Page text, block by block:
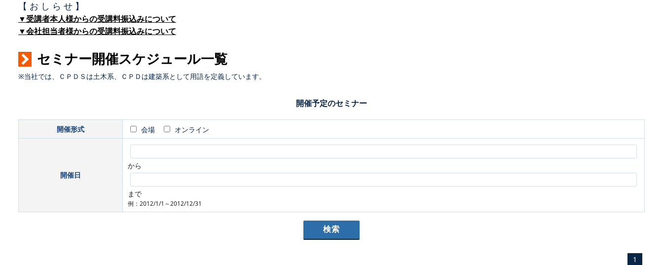
【 お し ら せ 】
▼受講者本人様からの受講料振込みについて
▼会社担当者様からの受講料振込みについて
セミナー開催スケジュール一覧
※当社では、ＣＰＤＳは土木系、ＣＰＤは建築系として用語を定義しています。
開催予定のセミナー
開催形式 会場 オンライン
開催日
から
まで
例：2012/1/1～2012/12/31
1